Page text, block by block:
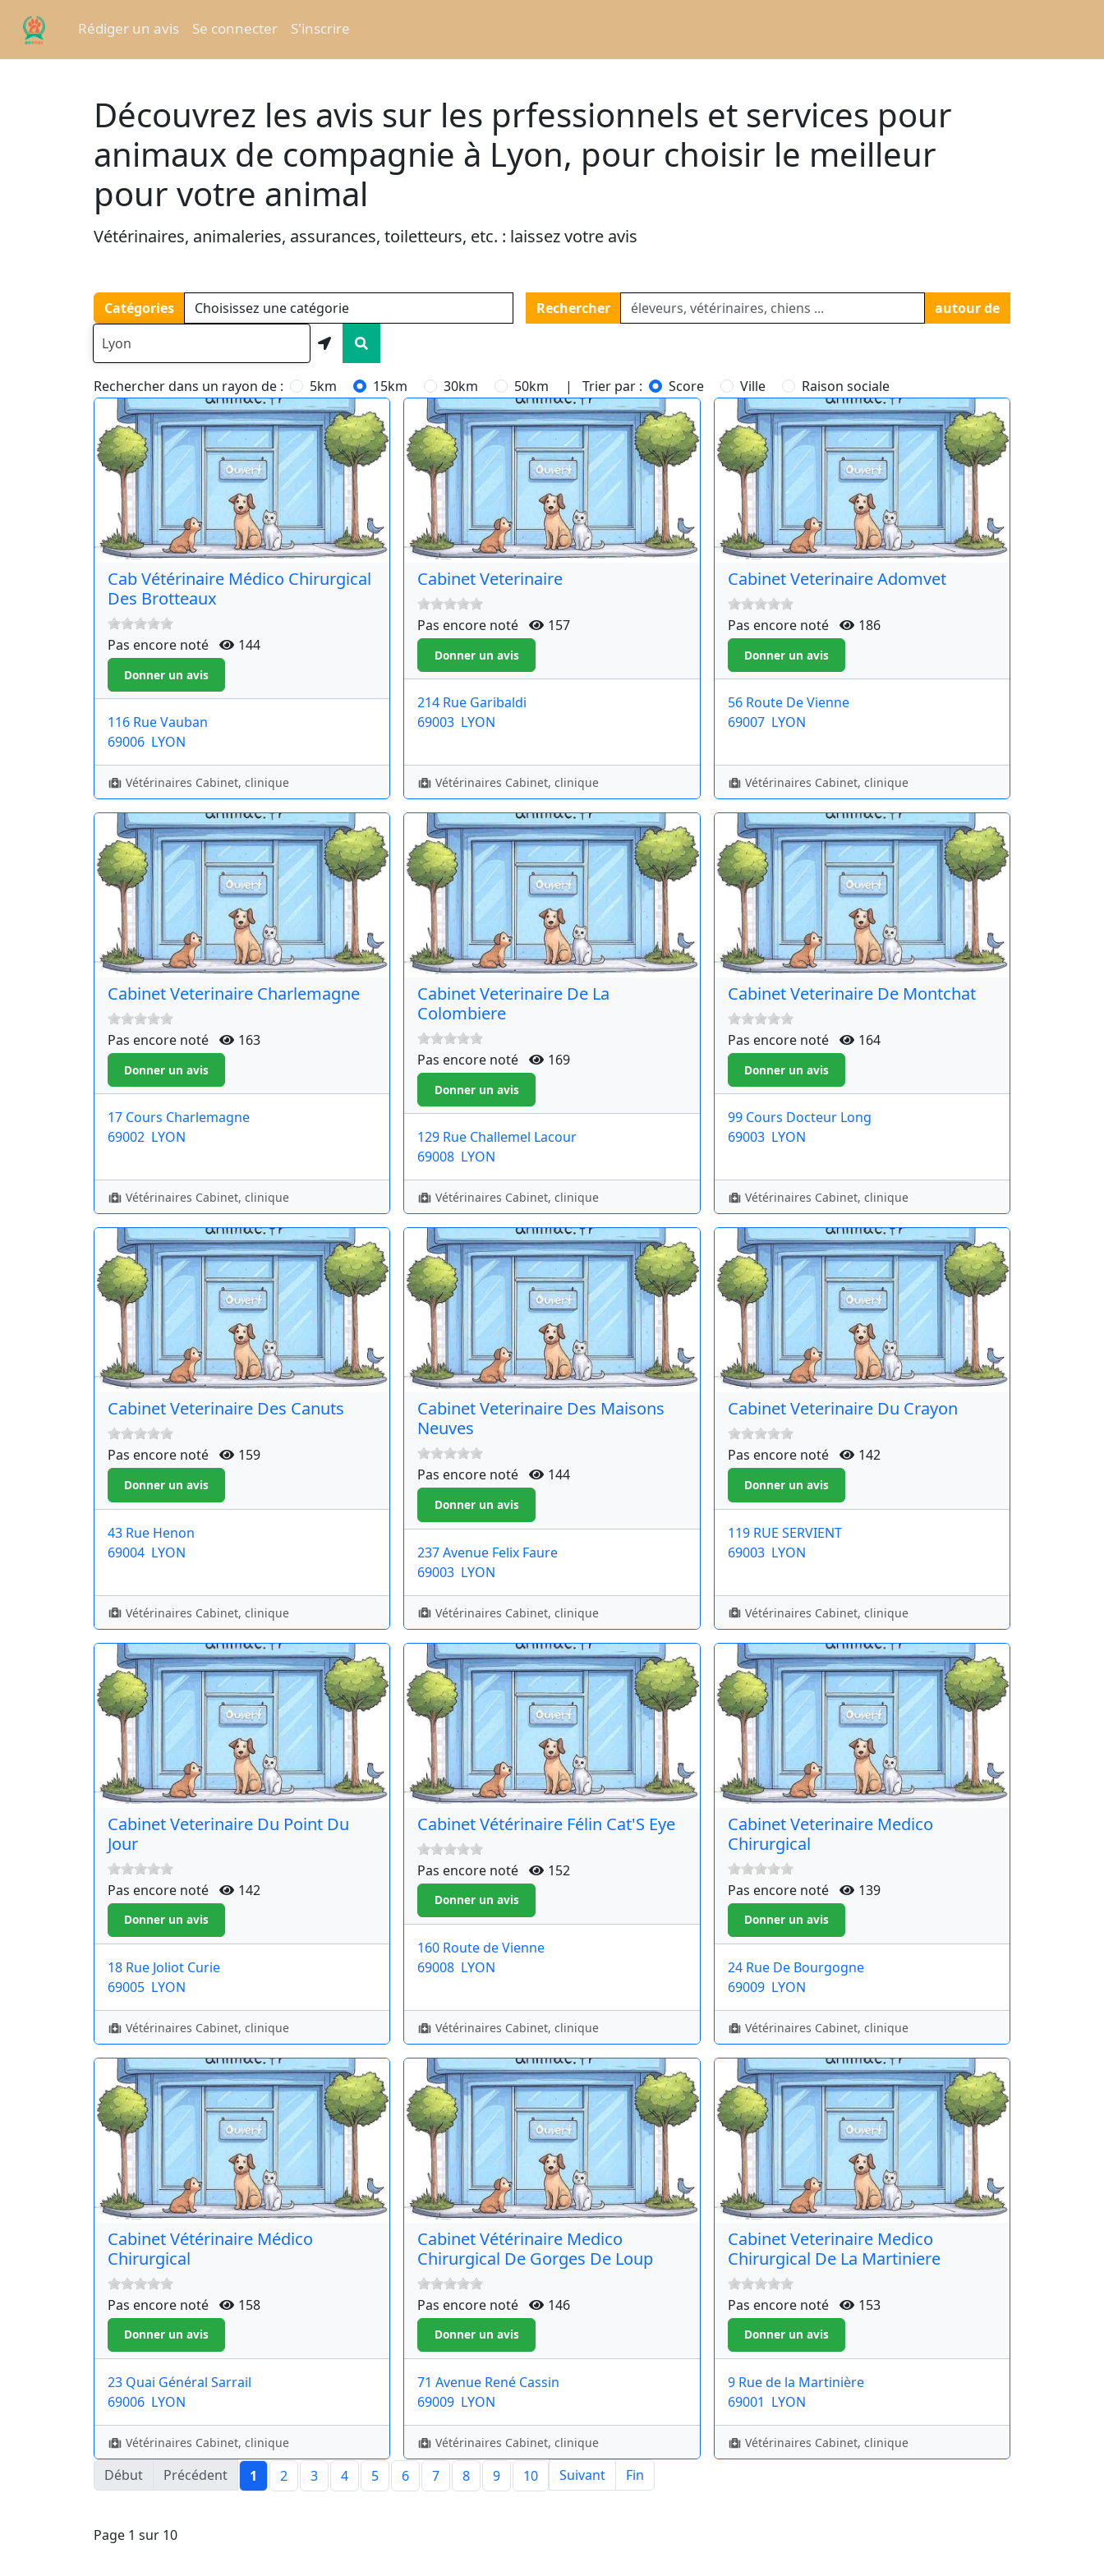
Rédiger un avis Se connecter S'inscrire
Découvrez les avis sur les prfessionnels et services pour
animaux de compagnie à Lyon, pour choisir le meilleur
pour votre animal
Vétérinaires, animaleries, assurances, toiletteurs, etc. : laissez votre avis
Catégories Rechercher autour de
Rechercher dans un rayon de : 5km 15km 30km 50km | Trier par : Score Ville Raison sociale
Cab Vétérinaire Médico Chirurgical
Des Brotteaux
Pas encore noté 144
116 Rue Vauban
69006 LYON
Vétérinaires Cabinet, clinique
Cabinet Veterinaire
Pas encore noté 157
214 Rue Garibaldi
69003 LYON
Vétérinaires Cabinet, clinique
Cabinet Veterinaire Adomvet
Pas encore noté 186
56 Route De Vienne
69007 LYON
Vétérinaires Cabinet, clinique
Cabinet Veterinaire Charlemagne
Pas encore noté 163
17 Cours Charlemagne
69002 LYON
Vétérinaires Cabinet, clinique
Cabinet Veterinaire De La
Colombiere
Pas encore noté 169
129 Rue Challemel Lacour
69008 LYON
Vétérinaires Cabinet, clinique
Cabinet Veterinaire De Montchat
Pas encore noté 164
99 Cours Docteur Long
69003 LYON
Vétérinaires Cabinet, clinique
Cabinet Veterinaire Des Canuts
Pas encore noté 159
43 Rue Henon
69004 LYON
Vétérinaires Cabinet, clinique
Cabinet Veterinaire Des Maisons
Neuves
Pas encore noté 144
237 Avenue Felix Faure
69003 LYON
Vétérinaires Cabinet, clinique
Cabinet Veterinaire Du Crayon
Pas encore noté 142
119 RUE SERVIENT
69003 LYON
Vétérinaires Cabinet, clinique
Cabinet Veterinaire Du Point Du
Jour
Pas encore noté 142
18 Rue Joliot Curie
69005 LYON
Vétérinaires Cabinet, clinique
Cabinet Vétérinaire Félin Cat'S Eye
Pas encore noté 152
160 Route de Vienne
69008 LYON
Vétérinaires Cabinet, clinique
Cabinet Veterinaire Medico
Chirurgical
Pas encore noté 139
24 Rue De Bourgogne
69009 LYON
Vétérinaires Cabinet, clinique
Cabinet Vétérinaire Médico
Chirurgical
Pas encore noté 158
23 Quai Général Sarrail
69006 LYON
Vétérinaires Cabinet, clinique
Cabinet Vétérinaire Medico
Chirurgical De Gorges De Loup
Pas encore noté 146
71 Avenue René Cassin
69009 LYON
Vétérinaires Cabinet, clinique
Cabinet Veterinaire Medico
Chirurgical De La Martiniere
Pas encore noté 153
9 Rue de la Martinière
69001 LYON
Vétérinaires Cabinet, clinique
Début Précédent 1 2 3 4 5 6 7 8 9 10 Suivant Fin
Page 1 sur 10